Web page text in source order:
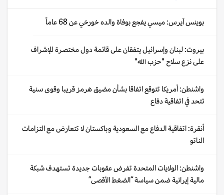
بوينس آيرس: ميسي يفجع بوفاة والده خورخي عن 68 عاماً
بيروت: لبنان وإسرائيل يتفقان على قائمة دول مختصرة للإشراف
على نزع سلاح "حزب الله"
واشنطن: أمريكا تتوقع اتفاقا بشأن مضيق هرمز قريبا وقوى سنية
تتحد في اتفاقية دفاع
أنقرة: اتفاقية الدفاع مع السعودية وباكستان لا تتعارض مع التزامات
الناتو
واشنطن: الولايات المتحدة تفرض عقوبات جديدة تستهدف شبكة
مالية إيرانية ضمن سياسة “الضغط الأقصى”